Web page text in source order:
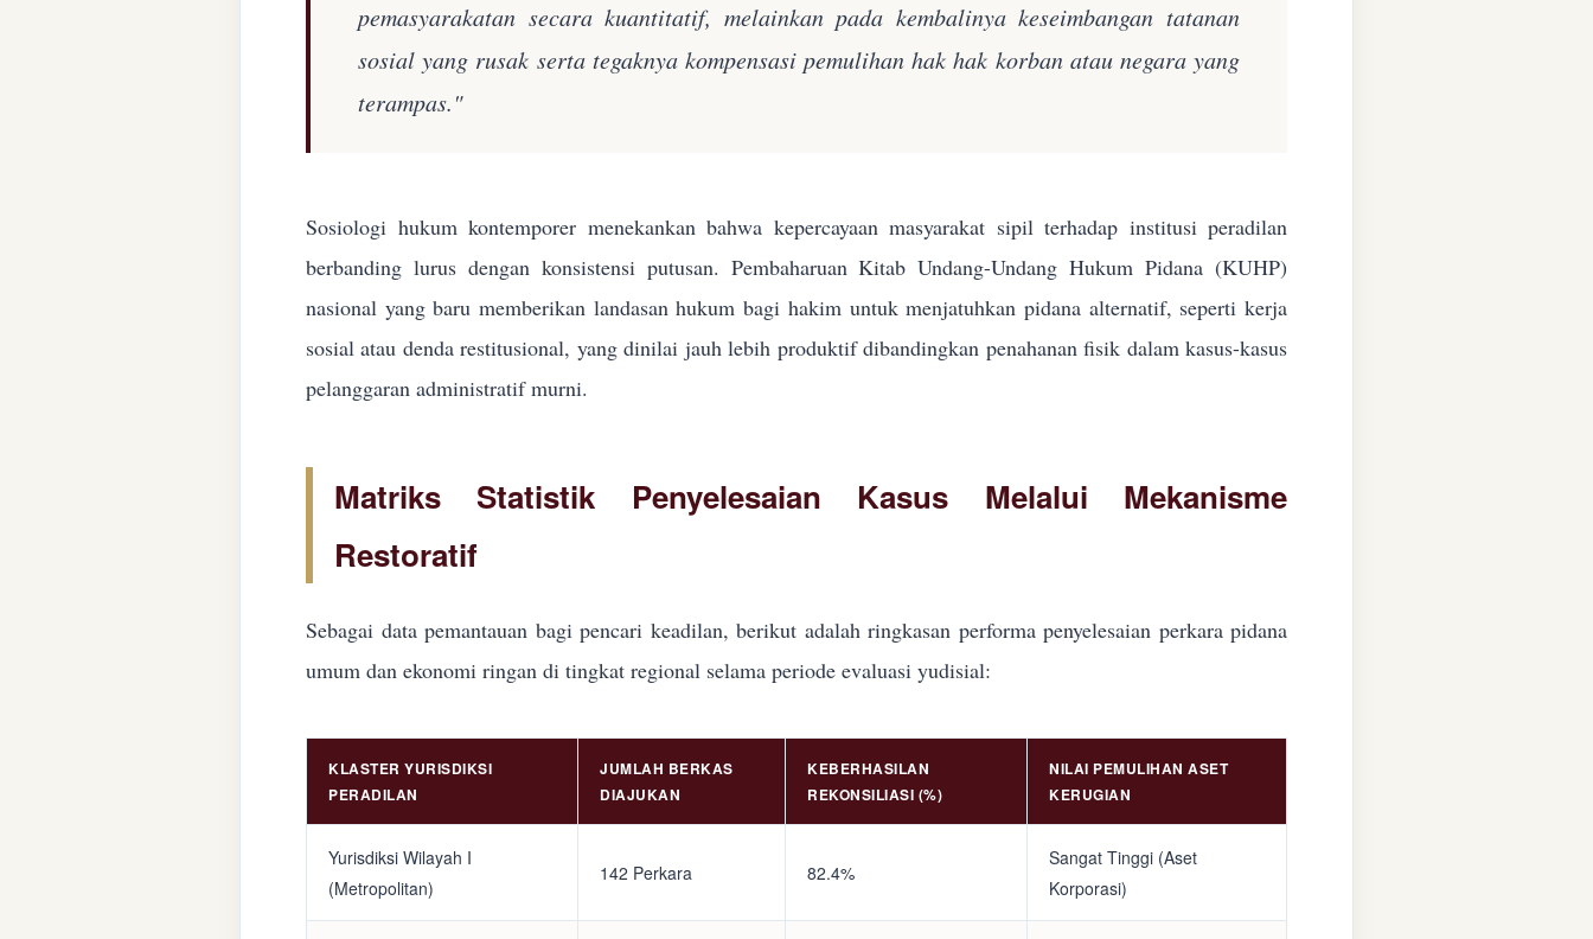
pemasyarakatan secara kuantitatif, melainkan pada kembalinya keseimbangan tatanan
sosial yang rusak serta tegaknya kompensasi pemulihan hak hak korban atau negara yang
terampas."
Sosiologi hukum kontemporer menekankan bahwa kepercayaan masyarakat sipil terhadap institusi peradilan
berbanding lurus dengan konsistensi putusan. Pembaharuan Kitab Undang-Undang Hukum Pidana (KUHP)
nasional yang baru memberikan landasan hukum bagi hakim untuk menjatuhkan pidana alternatif, seperti kerja
sosial atau denda restitusional, yang dinilai jauh lebih produktif dibandingkan penahanan fisik dalam kasus-kasus
pelanggaran administratif murni.
Matriks Statistik Penyelesaian Kasus Melalui Mekanisme
Restoratif
Sebagai data pemantauan bagi pencari keadilan, berikut adalah ringkasan performa penyelesaian perkara pidana
umum dan ekonomi ringan di tingkat regional selama periode evaluasi yudisial:
KLASTER YURISDIKSI
PERADILAN
JUMLAH BERKAS
DIAJUKAN
KEBERHASILAN
REKONSILIASI (%)
NILAI PEMULIHAN ASET
KERUGIAN
Yurisdiksi Wilayah I
(Metropolitan)
142 Perkara 82.4%
Sangat Tinggi (Aset
Korporasi)